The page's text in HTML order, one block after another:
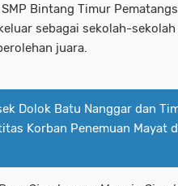
Bintang Timur
sebagai sekolah-
juara.
Dolok Batu Nanggar dan
Korban Penemuan Mayat